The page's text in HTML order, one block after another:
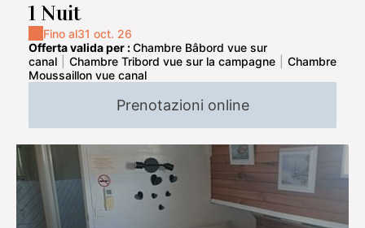
1 Nuit
Fino al31 oct. 26
Offerta valida per :Chambre Bâbord vue sur
canal
Chambre Tribord vue sur la campagne
Chambre
Moussaillon vue canal
Prenotazioni online